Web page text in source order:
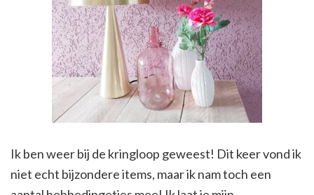
Ik ben weer bij de kringloop geweest! Dit keer vond ik
niet echt bijzondere items, maar ik nam toch een